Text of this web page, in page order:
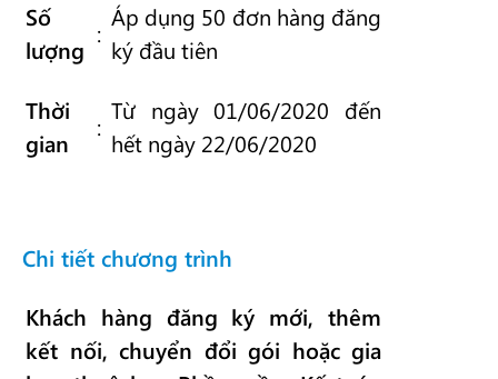
Số
lượng
:
Áp dụng 50 đơn hàng đăng
ký đầu tiên
Thời
gian
:
Từ ngày 01/06/2020 đến
hết ngày 22/06/2020
Chi tiết chương trình
Khách hàng đăng ký mới, thêm
kết nối, chuyển đổi gói hoặc gia